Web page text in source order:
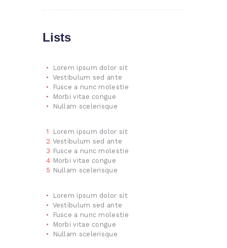
Lists
Lorem ipsum dolor sit
Vestibulum sed ante
Fusce a nunc molestie
Morbi vitae congue
Nullam scelerisque
Lorem ipsum dolor sit
Vestibulum sed ante
Fusce a nunc molestie
Morbi vitae congue
Nullam scelerisque
Lorem ipsum dolor sit
Vestibulum sed ante
Fusce a nunc molestie
Morbi vitae congue
Nullam scelerisque